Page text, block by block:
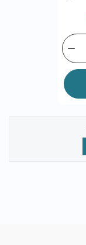
remove